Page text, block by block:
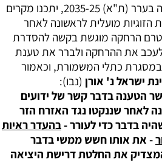
כפי שקבעתי לאחרונה בערר (ת"א) 2035-25, יתכנו מקרים
מועלית לראשונה לאחר
וטרם הרחקה מוגשת בקשה להסדרת
את ההרחקה ולברר את טענת
במסגרת כתלי המשמורת, וכאמור
ישראל נ' אורן (נבו):
הטענה בדבר קשר של ידועים
לאחר שננקטו נגד האזרח הזר
בדבר כדי לעורר -בהעדר ראיות
- את אותו חשש ממשי בדבר
את החלטת דרישת היציאה